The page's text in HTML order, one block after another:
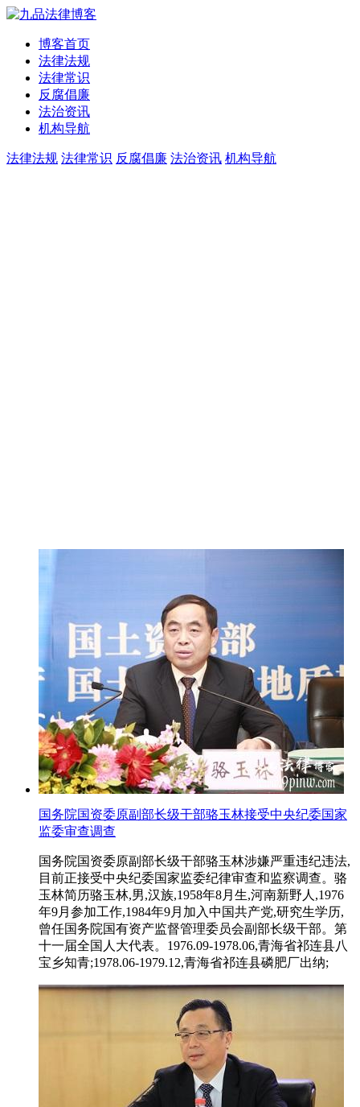
博客首页
法律法规
法律常识
反腐倡廉
法治资讯
机构导航
法律法规 法律常识 反腐倡廉 法治资讯 机构导航
国务院国资委原副部长级干部骆玉林接受中央纪委国家
监委审查调查
国务院国资委原副部长级干部骆玉林涉嫌严重违纪违法,
目前正接受中央纪委国家监委纪律审查和监察调查。骆
玉林简历骆玉林,男,汉族,1958年8月生,河南新野人,1976
年9月参加工作,1984年9月加入中国共产党,研究生学历,
曾任国务院国有资产监督管理委员会副部长级干部。第
十一届全国人大代表。1976.09-1978.06,青海省祁连县八
宝乡知青;1978.06-1979.12,青海省祁连县磷肥厂出纳;